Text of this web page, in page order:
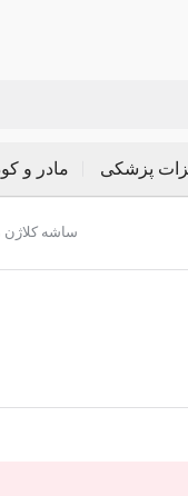
مادر و پزشکی
/ ساشه کلاژن